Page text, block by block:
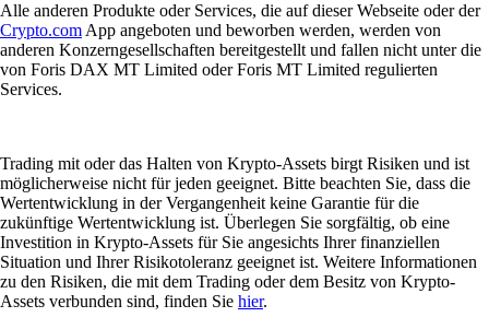
Alle anderen Produkte oder Services, die auf dieser Webseite oder der
Crypto.com App angeboten und beworben werden, werden von
anderen Konzerngesellschaften bereitgestellt und fallen nicht unter die
von Foris DAX MT Limited oder Foris MT Limited regulierten
Services.
Trading mit oder das Halten von Krypto-Assets birgt Risiken und ist
möglicherweise nicht für jeden geeignet. Bitte beachten Sie, dass die
Wertentwicklung in der Vergangenheit keine Garantie für die
zukünftige Wertentwicklung ist. Überlegen Sie sorgfältig, ob eine
Investition in Krypto-Assets für Sie angesichts Ihrer finanziellen
Situation und Ihrer Risikotoleranz geeignet ist. Weitere Informationen
zu den Risiken, die mit dem Trading oder dem Besitz von Krypto-
Assets verbunden sind, finden Sie hier.